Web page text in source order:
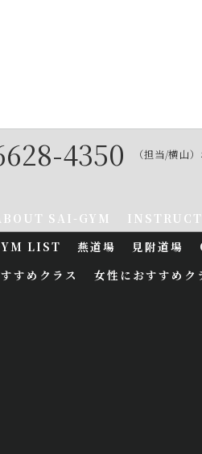
4350 （担当/横山
SAI-GYM
LIST
燕道場 見附道場
すめクラス
女性におすすめク